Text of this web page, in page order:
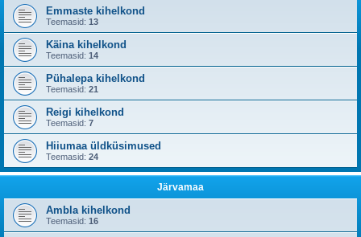
Emmaste kihelkond
Teemasid: 13
Käina kihelkond
Teemasid: 14
Pühalepa kihelkond
Teemasid: 21
Reigi kihelkond
Teemasid: 7
Hiiumaa üldküsimused
Teemasid: 24
Järvamaa
Ambla kihelkond
Teemasid: 16